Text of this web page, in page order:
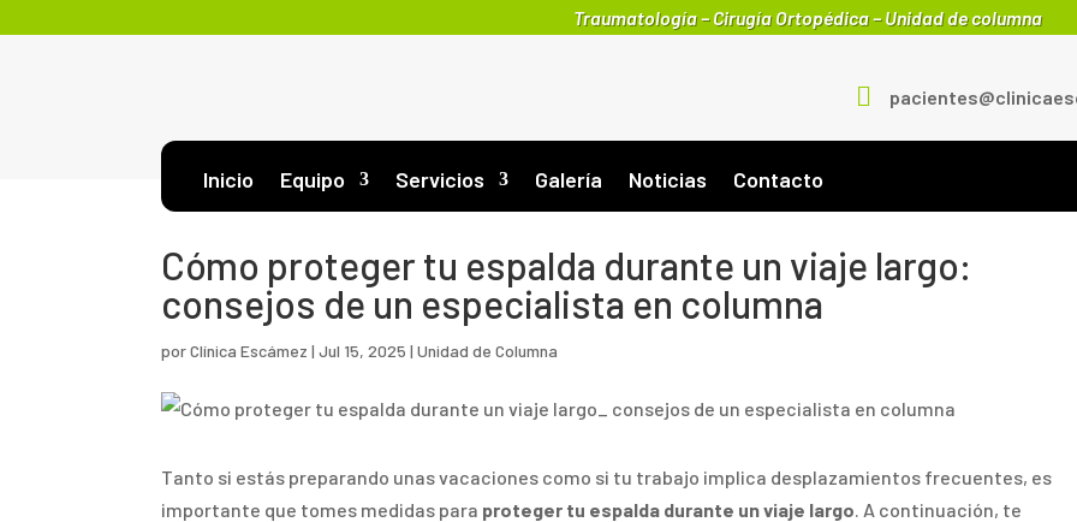
Traumatología – Cirugía Ortopédica – Unidad de columna

Inicio Equipo Servicios Galería Noticias Contacto
Cómo proteger tu espalda durante un viaje largo:
consejos de un especialista en columna
porClínica Escámez |Jul 15, 2025 |Unidad de Columna
Tanto si estás preparando unas vacaciones como si tu trabajo implica desplazamientos frecuentes, es
importante que tomes medidas para proteger tu espalda durante un viaje largo . A continuación, te